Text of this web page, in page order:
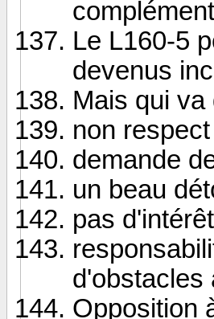
Le L160-5
devenus
Mais qui va
non
demande
un beau
pas
d'obstacles
Opposition